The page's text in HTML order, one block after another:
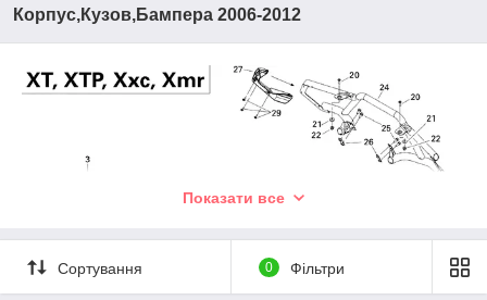
Корпус,Кузов,Бампера 2006-2012
Показати все
Сортування 0 Фільтри